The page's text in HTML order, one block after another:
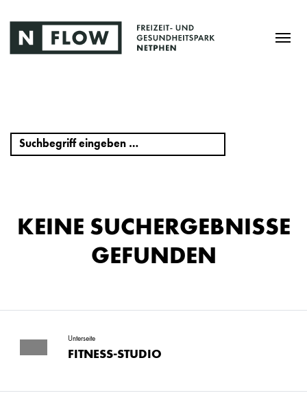
KEINE SUCHERGEBNISSE
GEFUNDEN
Unterseite
FITNESS-STUDIO